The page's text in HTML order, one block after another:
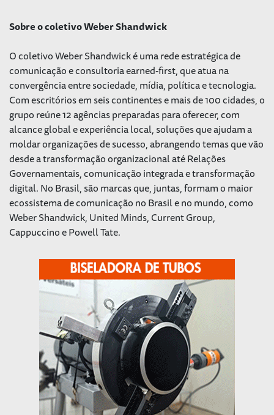
Sobre o coletivo Weber Shandwick
O coletivo Weber Shandwick é uma rede estratégica de
comunicação e consultoria earned-first, que atua na
convergência entre sociedade, mídia, política e tecnologia.
Com escritórios em seis continentes e mais de 100 cidades, o
grupo reúne 12 agências preparadas para oferecer, com
alcance global e experiência local, soluções que ajudam a
moldar organizações de sucesso, abrangendo temas que vão
desde a transformação organizacional até Relações
Governamentais, comunicação integrada e transformação
digital. No Brasil, são marcas que, juntas, formam o maior
ecossistema de comunicação no Brasil e no mundo, como
Weber Shandwick, United Minds, Current Group,
Cappuccino e Powell Tate.